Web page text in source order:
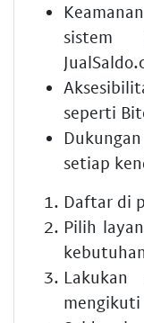
sistem
seperti
setiap
Daftar di
Pilih